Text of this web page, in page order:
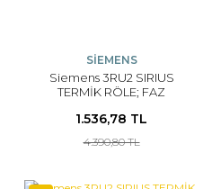
SİEMENS
Siemens 3RU2 SIRIUS
TERMİK RÖLE; FAZ
YARDIMCI KONTAKLI 4;5-
6;3A; BOY S00 ( RAYA
MONTAJLI )
1.536,78 TL
4.390,80 TL